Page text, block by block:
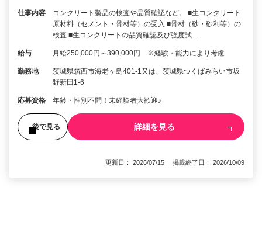
仕事内容
コンクリート製品の検査や品質確認など。 ■生コンクリート
原材料（セメント・骨材等）の受入 ■骨材（砂・砂利等）の
検査 ■生コンクリートの品質確認及び強度試…
給与 月給250,000円～390,000円 ※経験・能力により考慮
勤務地
茨城県筑西市海老ヶ島401-1又は、茨城県つくばみらい市坂
野新田1-6
応募資格 年齢・性別不問！未経験者大歓迎♪
後で見る 詳細を見る
更新日： 2026/07/15 掲載終了日： 2026/10/09